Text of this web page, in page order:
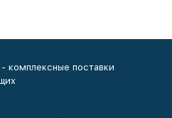
поставки